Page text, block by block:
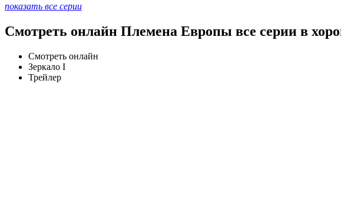
показать все серии
Смотреть онлайн Племена Европы все серии в
Смотреть онлайн
Зеркало I
Трейлер